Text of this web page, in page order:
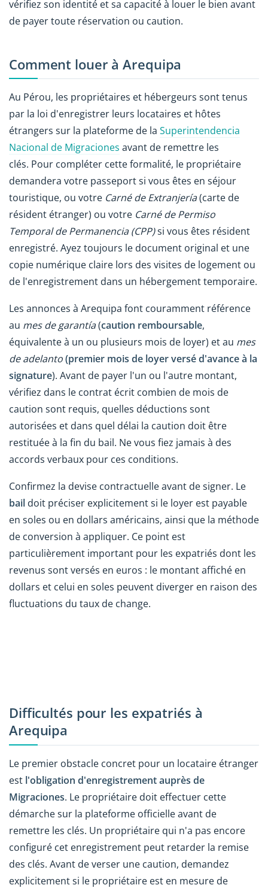
vérifiez son identité et sa capacité à louer le bien avant
de payer toute réservation ou caution.
Comment louer à Arequipa
Au Pérou, les propriétaires et hébergeurs sont tenus
par la loi d'enregistrer leurs locataires et hôtes
étrangers sur la plateforme de la Superintendencia
Nacional de Migraciones avant de remettre les
clés. Pour compléter cette formalité, le propriétaire
demandera votre passeport si vous êtes en séjour
touristique, ou votre Carné de Extranjería(carte de
résident étranger) ou votre Carné de Permiso
Temporal de Permanencia (CPP)si vous êtes résident
enregistré. Ayez toujours le document original et une
copie numérique claire lors des visites de logement ou
de l'enregistrement dans un hébergement temporaire.
Les annonces à Arequipa font couramment référence
au mes de garantía(caution remboursable,
équivalente à un ou plusieurs mois de loyer) et au mes
de adelanto(premier mois de loyer versé d'avance à la
signature). Avant de payer l'un ou l'autre montant,
vérifiez dans le contrat écrit combien de mois de
caution sont requis, quelles déductions sont
autorisées et dans quel délai la caution doit être
restituée à la fin du bail. Ne vous fiez jamais à des
accords verbaux pour ces conditions.
Confirmez la devise contractuelle avant de signer. Le
bail doit préciser explicitement si le loyer est payable
en soles ou en dollars américains, ainsi que la méthode
de conversion à appliquer. Ce point est
particulièrement important pour les expatriés dont les
revenus sont versés en euros : le montant affiché en
dollars et celui en soles peuvent diverger en raison des
fluctuations du taux de change.
Difficultés pour les expatriés à
Arequipa
Le premier obstacle concret pour un locataire étranger
est l'obligation d'enregistrement auprès de
Migraciones. Le propriétaire doit effectuer cette
démarche sur la plateforme officielle avant de
remettre les clés. Un propriétaire qui n'a pas encore
configuré cet enregistrement peut retarder la remise
des clés. Avant de verser une caution, demandez
explicitement si le propriétaire est en mesure de